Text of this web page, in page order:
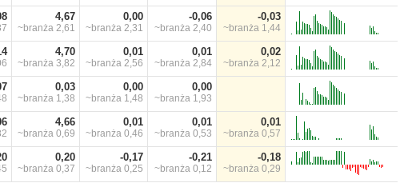
4,67
~branża 2,61
0,00
~branża 2,31
-0,06
~branża 2,40
-0,03
~branża 1,44
4,70
~branża 3,82
0,01
~branża 2,56
0,01
~branża 2,84
0,02
~branża 2,12
0,03
~branża 1,38
0,00
~branża 1,48
0,00
~branża 1,93
4,66
~branża 0,69
0,01
~branża 0,46
0,01
~branża 0,53
0,01
~branża 0,57
0,20
~branża 0,37
-0,17
~branża 0,25
-0,21
~branża 0,12
-0,18
~branża 0,29